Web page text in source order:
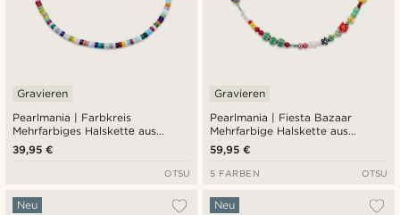
Pearlmania | Farbkreis
Mehrfarbiges Halskettе aus
Glasperlen
Gravieren
39,95 €
OTSU
Pearlmania | Fiesta Bazaar
Mehrfarbige Halskette aus
Glasperlen
Gravieren
59,95 €
5 FARBEN OTSU
Neu Neu